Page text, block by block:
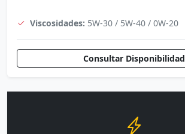
Viscosidades: 5W-30 / 5W-40 / 0W-20
Consultar Disponibilidad